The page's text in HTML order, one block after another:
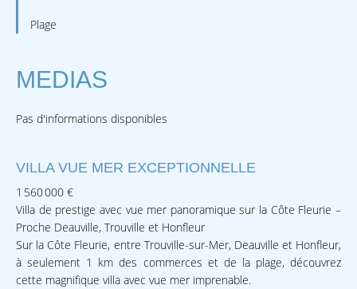
Plage
MEDIAS
Pas d'informations disponibles
VILLA VUE MER EXCEPTIONNELLE
1 560 000 €
Villa de prestige avec vue mer panoramique sur la Côte Fleurie –
Proche Deauville, Trouville et Honfleur
Sur la Côte Fleurie, entre Trouville-sur-Mer, Deauville et Honfleur,
à seulement 1 km des commerces et de la plage, découvrez
cette magnifique villa avec vue mer imprenable.